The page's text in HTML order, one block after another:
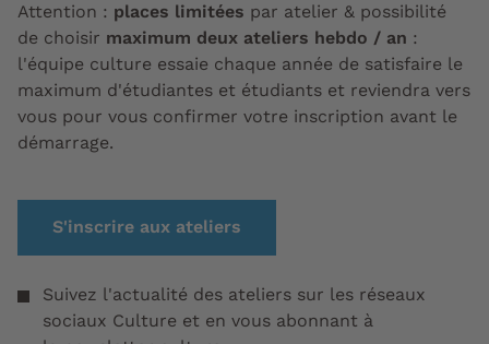
Attention : places limitées par atelier & possibilité
de choisir maximum deux ateliers hebdo / an :
l'équipe culture essaie chaque année de satisfaire le
maximum d'étudiantes et étudiants et reviendra vers
vous pour vous confirmer votre inscription avant le
démarrage.
S'inscrire aux ateliers
Suivez l'actualité des ateliers sur les réseaux
sociaux Culture et en vous abonnant à